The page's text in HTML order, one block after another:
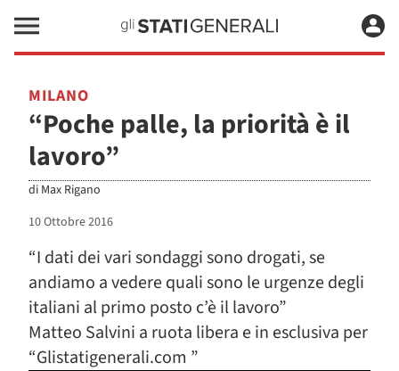
MILANO
“Poche palle, la priorità è il
lavoro”
di Max Rigano
10 Ottobre 2016
“I dati dei vari sondaggi sono drogati, se
andiamo a vedere quali sono le urgenze degli
italiani al primo posto c’è il lavoro”
Matteo Salvini a ruota libera e in esclusiva per
“Glistatigenerali.com ”